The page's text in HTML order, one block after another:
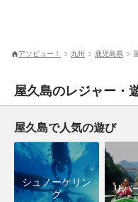
アソビュー！ 九州 鹿児島県
屋久島のレジャー・
屋久島で人気の遊び
シュノーケリン
グ
リバ